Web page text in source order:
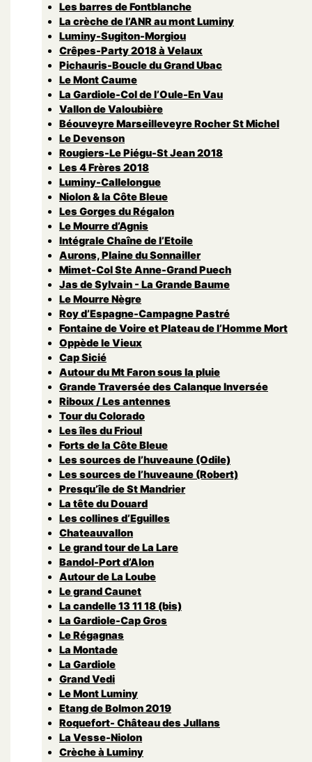
Les barres de Fontblanche
La crèche de l’ANR au mont Luminy
Luminy-Sugiton-Morgiou
Crêpes-Party 2018 à Velaux
Pichauris-Boucle du Grand Ubac
Le Mont Caume
La Gardiole-Col de l’Oule-En Vau
Vallon de Valoubière
Béouveyre Marseilleveyre Rocher St Michel
Le Devenson
Rougiers-Le Piégu-St Jean 2018
Les 4 Frères 2018
Luminy-Callelongue
Niolon & la Côte Bleue
Les Gorges du Régalon
Le Mourre d’Agnis
Intégrale Chaîne de l’Etoile
Aurons, Plaine du Sonnailler
Mimet-Col Ste Anne-Grand Puech
Jas de Sylvain - La Grande Baume
Le Mourre Nègre
Roy d’Espagne-Campagne Pastré
Fontaine de Voire et Plateau de l’Homme Mort
Oppède le Vieux
Cap Sicié
Autour du Mt Faron sous la pluie
Grande Traversée des Calanque Inversée
Riboux / Les antennes
Tour du Colorado
Les îles du Frioul
Forts de la Côte Bleue
Les sources de l’huveaune (Odile)
Les sources de l’huveaune (Robert)
Presqu’île de St Mandrier
La tête du Douard
Les collines d’Eguilles
Chateauvallon
Le grand tour de La Lare
Bandol-Port d’Alon
Autour de La Loube
Le grand Caunet
La candelle 13 11 18 (bis)
La Gardiole-Cap Gros
Le Régagnas
La Montade
La Gardiole
Grand Vedi
Le Mont Luminy
Etang de Bolmon 2019
Roquefort- Château des Jullans
La Vesse-Niolon
Crèche à Luminy